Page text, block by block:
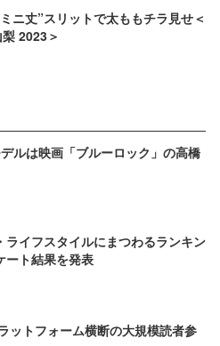
ニ丈”スリットで太ももチラ見せ＜
2023＞
ルは映画「ブルーロック」の高橋
ライフスタイルにまつわるランキン
ート結果を発表
ットフォーム横断の大規模読者参